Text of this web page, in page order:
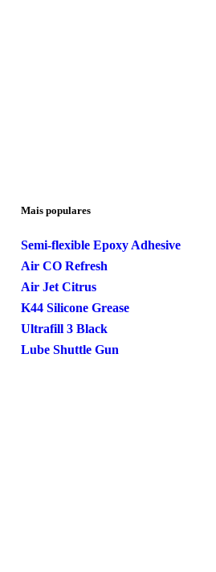
Mais populares
Semi-flexible Epoxy Adhesive
Air CO Refresh
Air Jet Citrus
K44 Silicone Grease
Ultrafill 3 Black
Lube Shuttle Gun